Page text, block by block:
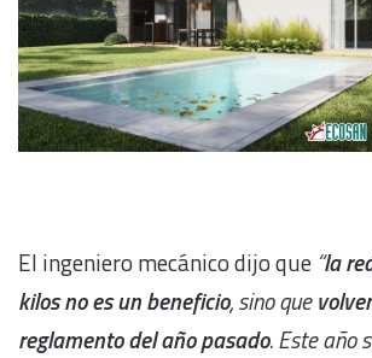
El ingeniero mecánico dijo que “la
kilos no es un beneficio, sino que
reglamento del año pasado. Este año